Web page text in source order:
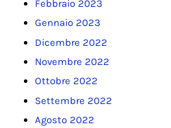
Febbraio 2023
Gennaio 2023
Dicembre 2022
Novembre 2022
Ottobre 2022
Settembre 2022
Agosto 2022